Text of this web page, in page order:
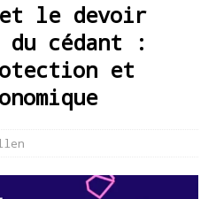
le devoir
du cédant :
et